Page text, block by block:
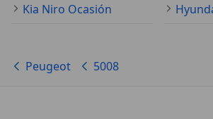
Kia Niro Ocasión
Peugeot 5008